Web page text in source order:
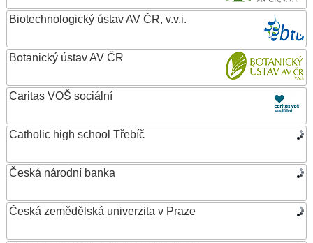
Biotechnologický ústav AV ČR, v.v.i.
Botanický ústav AV ČR
Caritas VOŠ sociální
Catholic high school Třebíč
Česká národní banka
Česká zemědělská univerzita v Praze